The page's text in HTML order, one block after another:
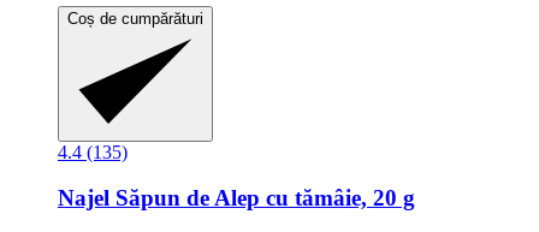
Coș de cumpărături
4.4 (135)
Najel Săpun de Alep cu tămâie, 20 g